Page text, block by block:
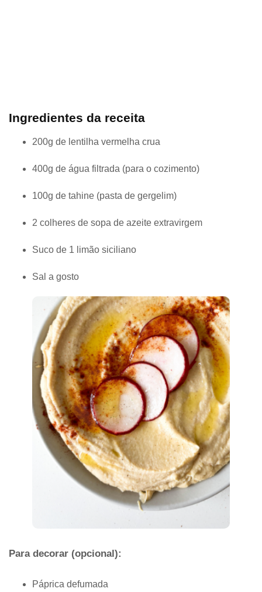
Ingredientes da receita
200g de lentilha vermelha crua
400g de água filtrada (para o cozimento)
100g de tahine (pasta de gergelim)
2 colheres de sopa de azeite extravirgem
Suco de 1 limão siciliano
Sal a gosto
Para decorar (opcional):
Páprica defumada